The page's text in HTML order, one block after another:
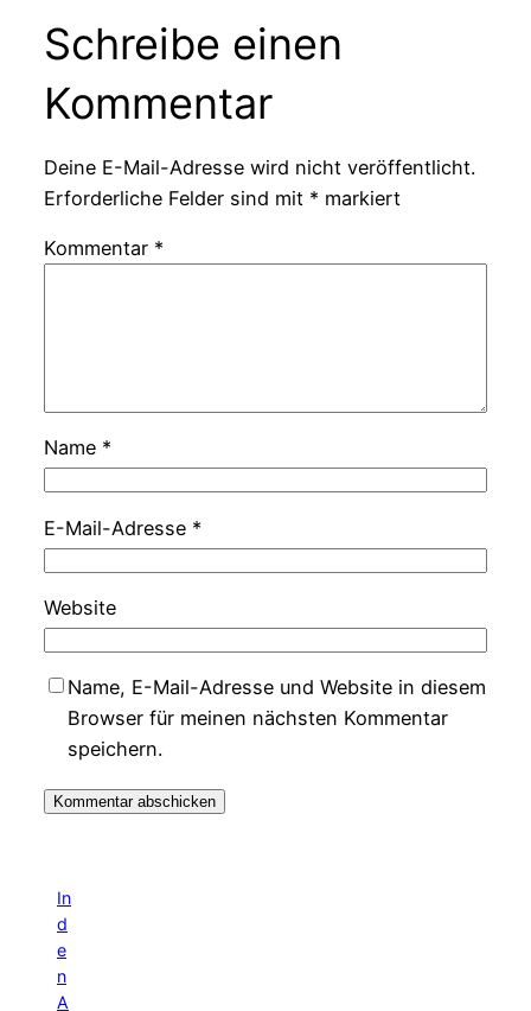
Schreibe einen
Kommentar
Deine E-Mail-Adresse wird nicht veröffentlicht.
Erforderliche Felder sind mit * markiert
Kommentar *
Name *
E-Mail-Adresse *
Website
Name, E-Mail-Adresse und Website in diesem
Browser für meinen nächsten Kommentar
speichern.
In
d
e
n
A